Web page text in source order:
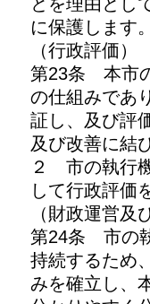
に保護します
（行政評価）
第23条 本市
の仕組みであ
証し、及び評
及び改善に結
２ 市の執行
して行政評価
（財政運営及
第24条 市の
持続するため
みを確立し、